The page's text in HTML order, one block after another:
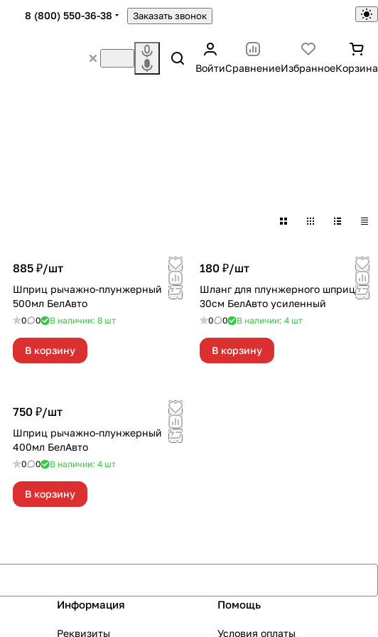
8 (800) 550-36-38 Заказать звонок
ВойтиСравнениеИзбранноеКорзина
885 ₽/шт
Шприц рычажно-плунжерный
500мл БелАвто
0 0 В наличии: 8 шт
В корзину
180 ₽/шт
Шланг для плунжерного шприца
30см БелАвто усиленный
0 0 В наличии: 4 шт
В корзину
750 ₽/шт
Шприц рычажно-плунжерный
400мл БелАвто
0 0 В наличии: 4 шт
В корзину
Информация
Реквизиты
Помощь
Условия оплаты